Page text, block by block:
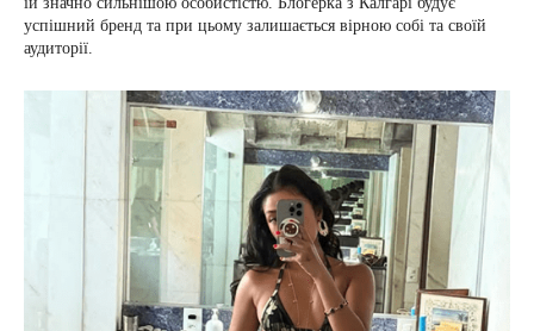
успішний бренд та при цьому залишається вірною собі та своїй
аудиторії.